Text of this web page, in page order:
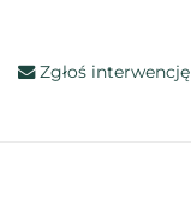
Zgłoś interwencję